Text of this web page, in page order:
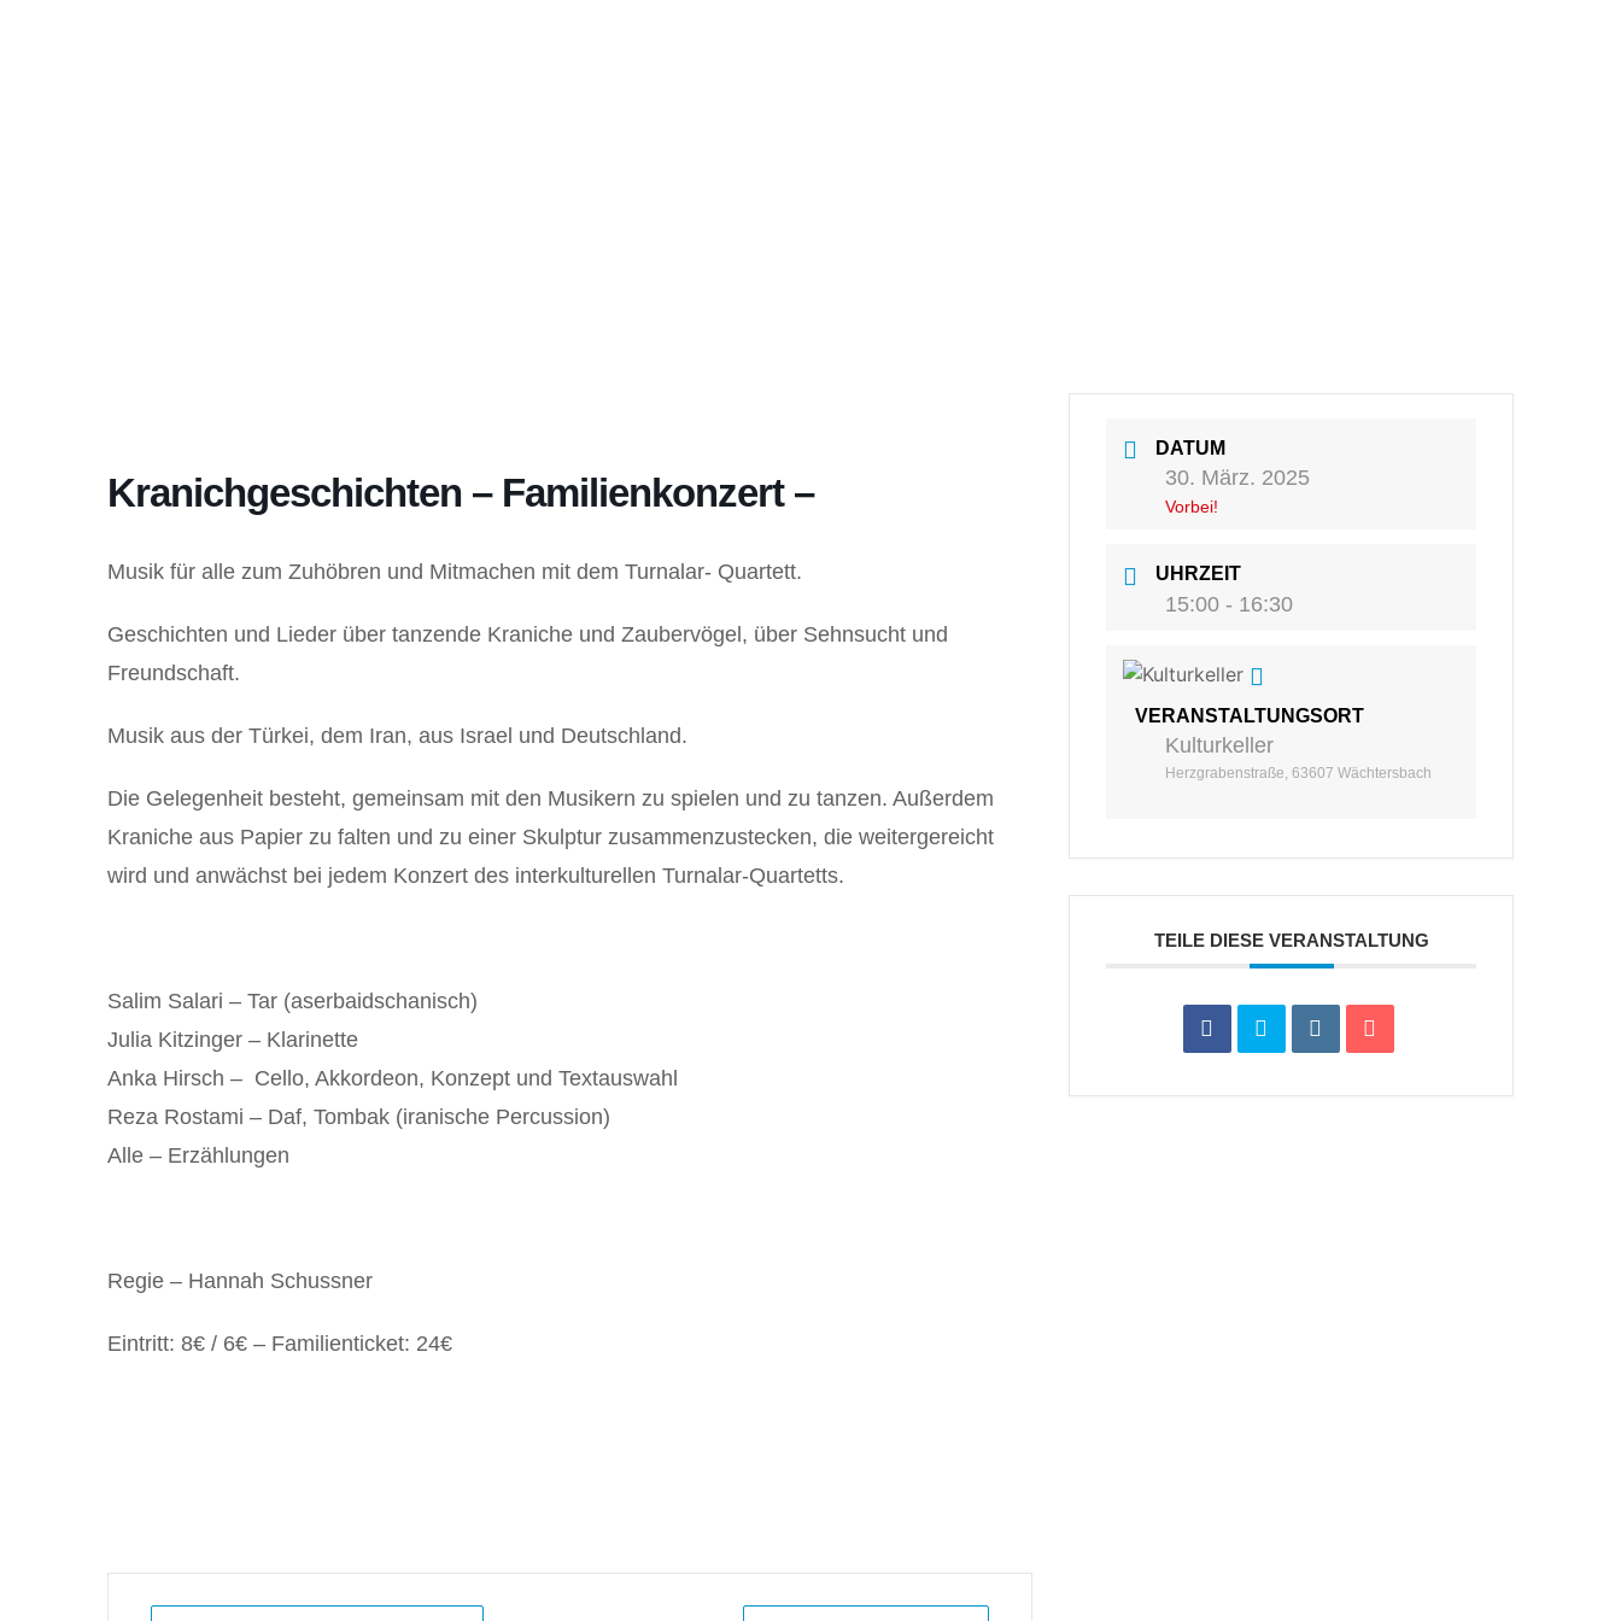
Kranichgeschichten – Familienkonzert –
Musik für alle zum Zuhöbren und Mitmachen mit dem Turnalar- Quartett.
Geschichten und Lieder über tanzende Kraniche und Zaubervögel, über Sehnsucht und
Freundschaft.
Musik aus der Türkei, dem Iran, aus Israel und Deutschland.
Die Gelegenheit besteht, gemeinsam mit den Musikern zu spielen und zu tanzen. Außerdem
Kraniche aus Papier zu falten und zu einer Skulptur zusammenzustecken, die weitergereicht
wird und anwächst bei jedem Konzert des interkulturellen Turnalar-Quartetts.
Salim Salari – Tar (aserbaidschanisch)
Julia Kitzinger – Klarinette
Anka Hirsch – Cello, Akkordeon, Konzept und Textauswahl
Reza Rostami – Daf, Tombak (iranische Percussion)
Alle – Erzählungen
Regie – Hannah Schussner
Eintritt: 8€ / 6€ – Familienticket: 24€
DATUM
30. März. 2025
Vorbei!
UHRZEIT
15:00 - 16:30
VERANSTALTUNGSORT
Kulturkeller
Herzgrabenstraße, 63607 Wächtersbach
TEILE DIESE VERANSTALTUNG